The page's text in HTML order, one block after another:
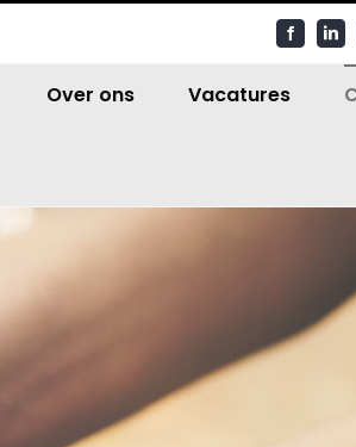
Facebook
Over ons Vacatures